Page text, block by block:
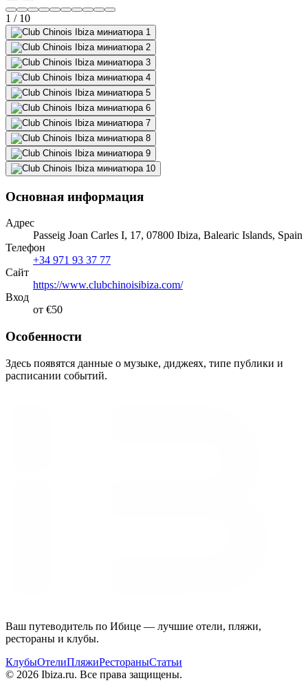
1 / 10
Основная информация
Адрес
Passeig Joan Carles I, 17, 07800 Ibiza, Balearic Islands, Spain
Телефон
+34 971 93 37 77
Сайт
https://www.clubchinoisibiza.com/
Вход
от €50
Особенности
Здесь появятся данные о музыке, диджеях, типе публики и
расписании событий.
Ваш путеводитель по Ибице — лучшие отели, пляжи,
рестораны и клубы.
КлубыОтелиПляжиРестораныСтатьи
© 2026 Ibiza.ru. Все права защищены.